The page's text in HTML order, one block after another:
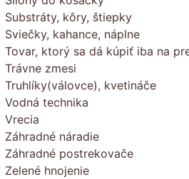
Substráty, kôry, štiepky
Sviečky, kahance, náplne
Tovar, ktorý sa dá kúpiť iba na
Trávne zmesi
Truhlíky(válovce), kvetináče
Vodná technika
Vrecia
Záhradné náradie
Záhradné postrekovače
Zelené hnojenie